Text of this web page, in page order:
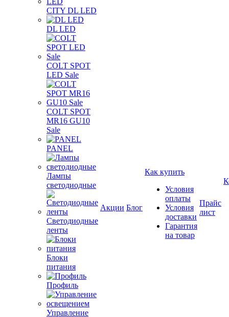
CITY DL LED
DL LED
COLT SPOT
LED Sale
COLT SPOT
MR16 GU10
Sale
PANEL
Лампы
светодиодные
Светодиодные
ленты
Блоки
питания
Профиль
Управление
Акции Блог
Как купить
Условия
оплаты
Условия
доставки
Гарантия
на товар
Прайс
лист